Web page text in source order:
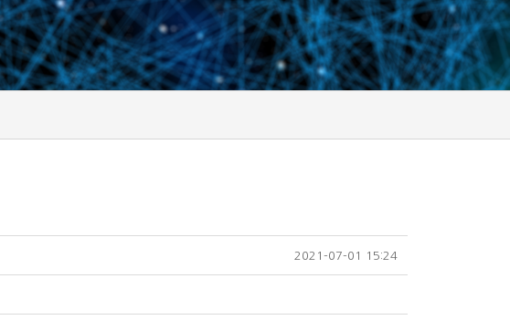
2021-07-01 15:24